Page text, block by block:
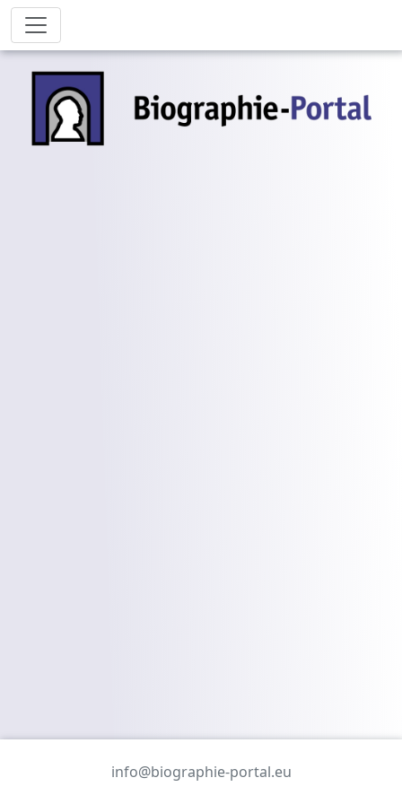
info@biographie-portal.eu